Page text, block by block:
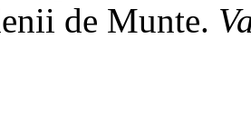
de Munte.